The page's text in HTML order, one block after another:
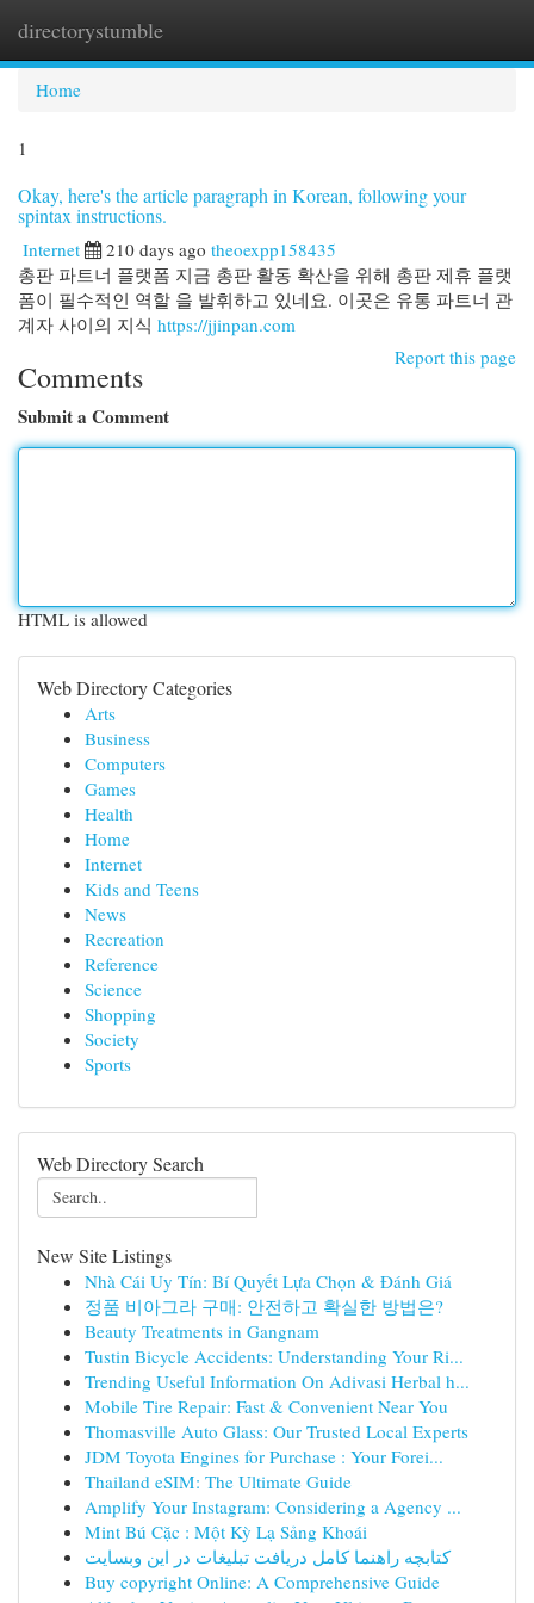
directorystumble
Home
1
Okay, here's the article paragraph in Korean, following your
spintax instructions.
Internet 210 days ago theoexpp158435
총판 파트너 플랫폼 지금 총판 활동 확산을 위해 총판 제휴 플랫
폼이 필수적인 역할 을 발휘하고 있네요. 이곳은 유통 파트너 관
계자 사이의 지식 https://jjinpan.com
Report this page
Comments
Submit a Comment
HTML is allowed
Web Directory Categories
Arts
Business
Computers
Games
Health
Home
Internet
Kids and Teens
News
Recreation
Reference
Science
Shopping
Society
Sports
Web Directory Search
New Site Listings
Nhà Cái Uy Tín: Bí Quyết Lựa Chọn & Đánh Giá
정품 비아그라 구매: 안전하고 확실한 방법은?
Beauty Treatments in Gangnam
Tustin Bicycle Accidents: Understanding Your Ri...
Trending Useful Information On Adivasi Herbal h...
Mobile Tire Repair: Fast & Convenient Near You
Thomasville Auto Glass: Our Trusted Local Experts
JDM Toyota Engines for Purchase : Your Forei...
Thailand eSIM: The Ultimate Guide
Amplify Your Instagram: Considering a Agency ...
Mint Bú Cặc : Một Kỳ Lạ Sảng Khoái
کتابچه راهنما کامل دریافت تبلیغات در این وبسایت
Buy copyright Online: A Comprehensive Guide